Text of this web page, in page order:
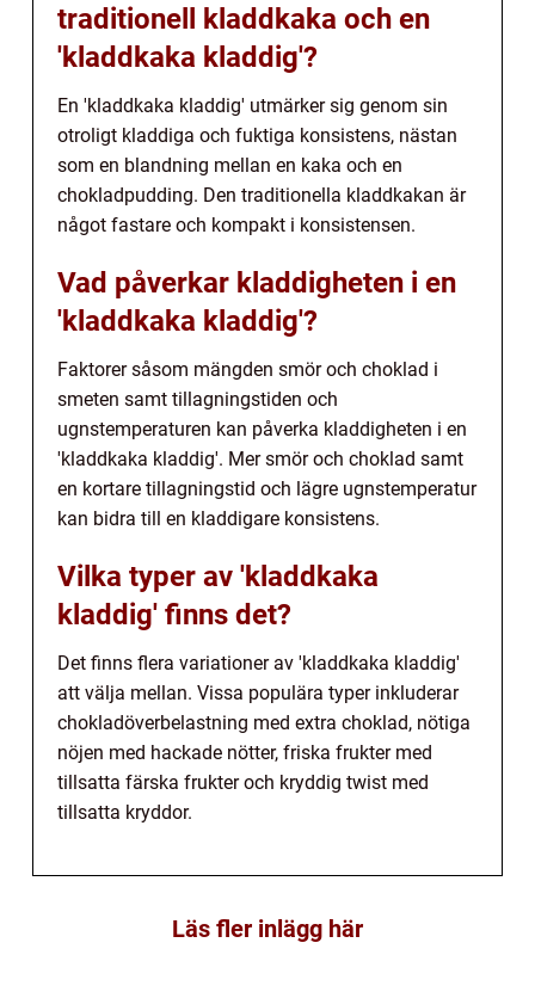
traditionell kladdkaka och en
'kladdkaka kladdig'?
En 'kladdkaka kladdig' utmärker sig genom sin
otroligt kladdiga och fuktiga konsistens, nästan
som en blandning mellan en kaka och en
chokladpudding. Den traditionella kladdkakan är
något fastare och kompakt i konsistensen.
Vad påverkar kladdigheten i en
'kladdkaka kladdig'?
Faktorer såsom mängden smör och choklad i
smeten samt tillagningstiden och
ugnstemperaturen kan påverka kladdigheten i en
'kladdkaka kladdig'. Mer smör och choklad samt
en kortare tillagningstid och lägre ugnstemperatur
kan bidra till en kladdigare konsistens.
Vilka typer av 'kladdkaka
kladdig' finns det?
Det finns flera variationer av 'kladdkaka kladdig'
att välja mellan. Vissa populära typer inkluderar
chokladöverbelastning med extra choklad, nötiga
nöjen med hackade nötter, friska frukter med
tillsatta färska frukter och kryddig twist med
tillsatta kryddor.
Läs fler inlägg här